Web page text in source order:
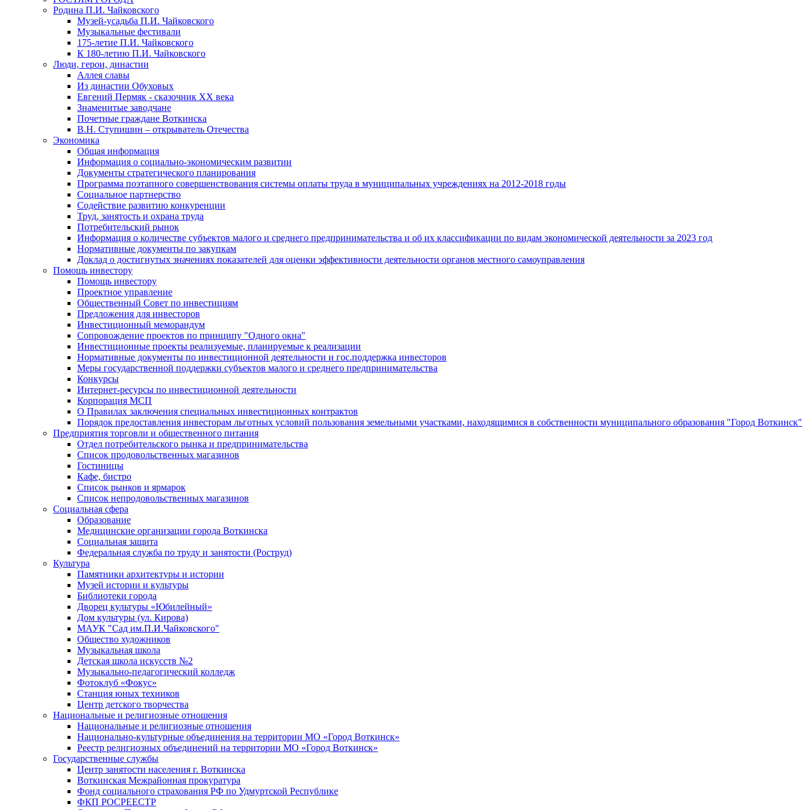
Родина П.И. Чайковского
Музей-усадьба П.И. Чайковского
Музыкальные фестивали
175-летие П.И. Чайковского
К 180-летию П.И. Чайковского
Люди, герои, династии
Аллея славы
Из династии Обуховых
Евгений Пермяк - сказочник XX века
Знаменитые заводчане
Почетные граждане Воткинска
В.Н. Ступишин – открыватель Отечества
Экономика
Общая информация
Информация о социально-экономическим развитии
Документы стратегического планирования
Программа поэтапного совершенствования системы оплаты труда в муниципальных учреждениях на 2012-2018 годы
Социальное партнерство
Содействие развитию конкуренции
Труд, занятость и охрана труда
Потребительский рынок
Информация о количестве субъектов малого и среднего предпринимательства и об их классификации по видам экономической деятельности за 2023 год
Нормативные документы по закупкам
Доклад о достигнутых значениях показателей для оценки эффективности деятельности органов местного самоуправления
Помощь инвестору
Помощь инвестору
Проектное управление
Общественный Совет по инвестициям
Предложения для инвесторов
Инвестиционный меморандум
Сопровождение проектов по принципу "Oдного окна"
Инвестиционные проекты реализуемые, планируемые к реализации
Нормативные документы по инвестиционной деятельности и гос.поддержка инвесторов
Меры государственной поддержки субъектов малого и среднего предпринимательства
Конкурсы
Интернет-ресурсы по инвестиционной деятельности
Корпорация МСП
О Правилах заключения специальных инвестиционных контрактов
Порядок предоставления инвесторам льготных условий пользования земельными участками, находящимися в собственности муниципального образования "Город Воткинск"
Предприятия торговли и общественного питания
Отдел потребительского рынка и предпринимательства
Список продовольственных магазинов
Гостиницы
Кафе, бистро
Cписок рынков и ярмарок
Список непродовольственных магазинов
Социальная сфера
Образование
Медицинские организации города Воткинска
Социальная защита
Федеральная служба по труду и занятости (Роструд)
Культура
Памятники архитектуры и истории
Музей истории и культуры
Библиотеки города
Дворец культуры «Юбилейный»
Дом культуры (ул. Кирова)
МАУК "Сад им.П.И.Чайковского"
Общество художников
Музыкальная школа
Детская школа искусств №2
Музыкально-педагогический колледж
Фотоклуб «Фокус»
Станция юных техников
Центр детского творчества
Национальные и религиозные отношения
Национальные и религиозные отношения
Национально-культурные объединения на территории МО «Город Воткинск»
Реестр религиозных объединений на территории МО «Город Воткинск»
Государственные службы
Центр занятости населения г. Воткинска
Воткинская Межрайонная прокуратура
Фонд социального страхования РФ по Удмуртской Республике
ФКП РОСРЕЕСТР